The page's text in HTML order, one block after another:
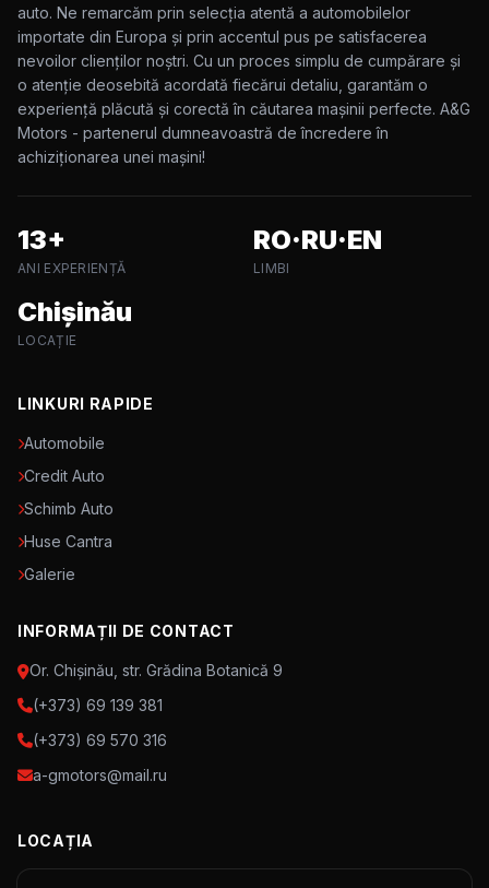
auto. Ne remarcăm prin selecția atentă a automobilelor
importate din Europa și prin accentul pus pe satisfacerea
nevoilor clienților noștri. Cu un proces simplu de cumpărare și
o atenție deosebită acordată fiecărui detaliu, garantăm o
experiență plăcută și corectă în căutarea mașinii perfecte. A&G
Motors - partenerul dumneavoastră de încredere în
achiziționarea unei mașini!
13+
ANI EXPERIENȚĂ
RO·RU·EN
LIMBI
Chișinău
LOCAȚIE
LINKURI RAPIDE
Automobile
Credit Auto
Schimb Auto
Huse Cantra
Galerie
INFORMAȚII DE CONTACT
Or. Chișinău, str. Grădina Botanică 9
(+373) 69 139 381
(+373) 69 570 316
a-gmotors@mail.ru
LOCAȚIA